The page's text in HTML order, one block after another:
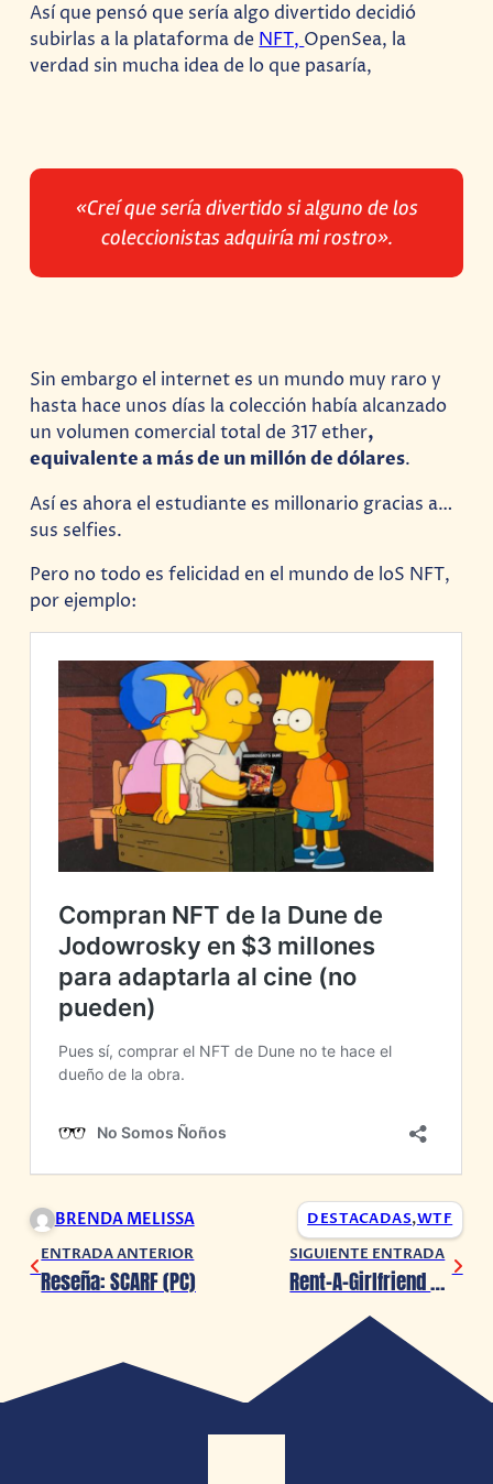
Así que pensó que sería algo divertido decidió
subirlas a la plataforma de NFT, OpenSea, la
verdad sin mucha idea de lo que pasaría,
«Creí que sería divertido si alguno de los
coleccionistas adquiría mi rostro».
Sin embargo el internet es un mundo muy raro y
hasta hace unos días la colección había alcanzado
un volumen comercial total de 317 ether,
equivalente a más de un millón de dólares.
Así es ahora el estudiante es millonario gracias a…
sus selfies.
Pero no todo es felicidad en el mundo de loS NFT,
por ejemplo:
BRENDA MELISSA DESTACADAS,WTF
ENTRADA ANTERIOR
Reseña: SCARF (PC)
SIGUIENTE ENTRADA
Rent-A-Girlfriend revela estreno de la Temporada 2 en julio